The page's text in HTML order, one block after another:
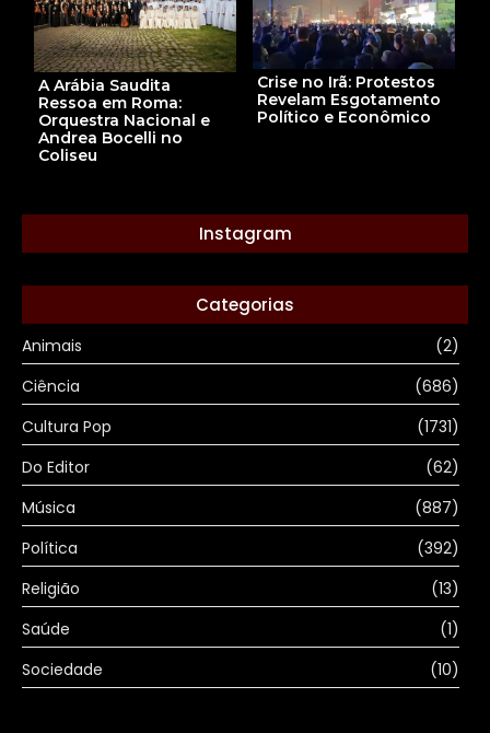
A Arábia Saudita
Ressoa em Roma:
Orquestra Nacional e
Andrea Bocelli no
Coliseu
Crise no Irã: Protestos
Revelam Esgotamento
Político e Econômico
Instagram
Categorias
Animais
(2)
Ciência
(686)
Cultura Pop
(1731)
Do Editor
(62)
Música
(887)
Política
(392)
Religião
(13)
Saúde
(1)
Sociedade
(10)